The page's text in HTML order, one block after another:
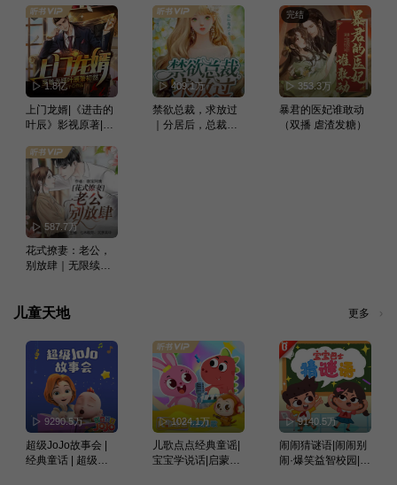
1.8亿
上门龙婿|《进击的
叶辰》影视原著|至
｜赘婿一朝崛起风
起云涌
409.1万
禁欲总裁，求放过
｜分居后，总裁更
353.3万
完结
暴君的医妃谁敢动
（双播 虐渣发糖）
587.7万
花式撩妻：老公，
别放肆｜无限续
儿童天地 更多
9290.5万
超级JoJo故事会 |
经典童话 | 超级宝
1024.1万
儿歌点点经典童谣|
宝宝学说话|启蒙磨
9140.5万
闹闹猜谜语|闹闹别
闹·爆笑益智校园|宝